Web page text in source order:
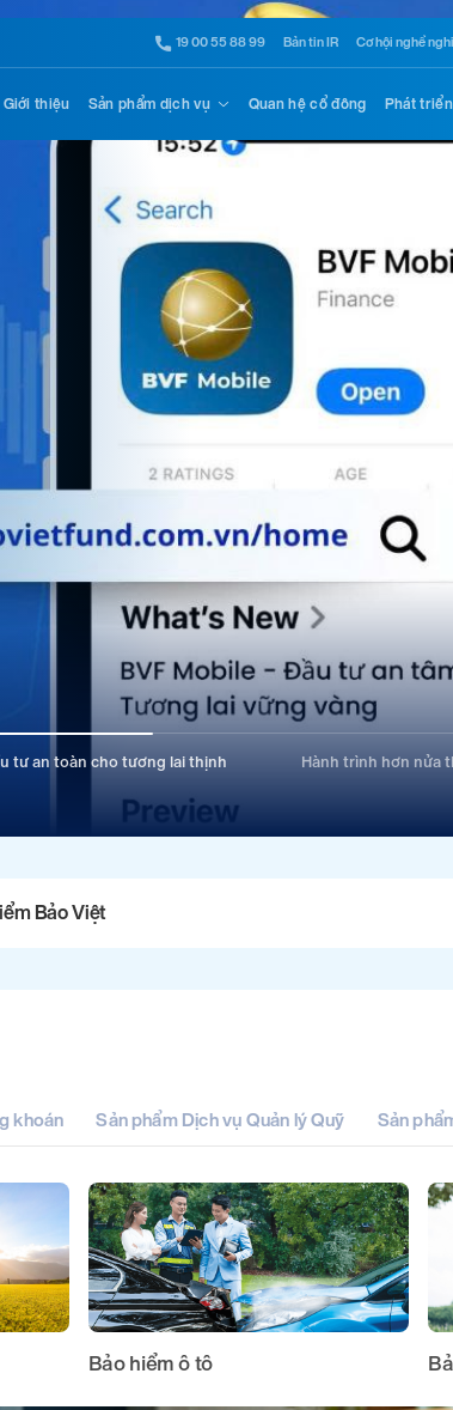
19 00 55 88 99 Bản tin IR Cơ hội nghề
Giới thiệu Sản phẩm dịch vụ Quan hệ cổ đông Phát
Niềm tin vững
cam kết vững
tư an toàn cho tương lai thịnh
Hành trình hơn nửa
khoán Sản phẩm Dịch vụ Quản lý Quỹ Sản
Bảo hiểm ô tô